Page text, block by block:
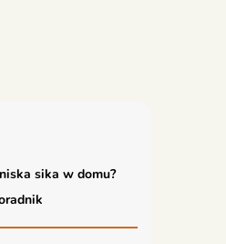
sika w domu?